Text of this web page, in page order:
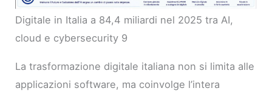
Digitale in Italia a 84,4 miliardi nel 2025 tra AI,
cloud e cybersecurity 9
La trasformazione digitale italiana non si limita alle
applicazioni software, ma coinvolge l’intera